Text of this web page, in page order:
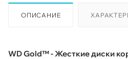
ОПИСАНИЕ
WD Gold™ - Жесткие диски